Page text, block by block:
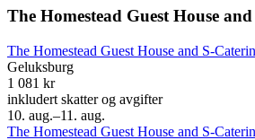
The Homestead Guest House
The Homestead Guest House and S-
Geluksburg
1 081 kr
inkludert skatter og avgifter
10. aug.–11. aug.
The Homestead Guest House and S-